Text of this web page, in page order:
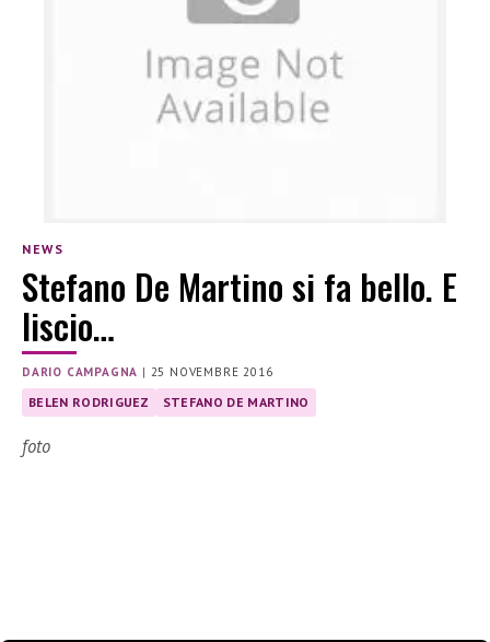
NEWS
Stefano De Martino si fa bello. E
liscio…
DARIO CAMPAGNA | 25 NOVEMBRE 2016
BELEN RODRIGUEZ STEFANO DE MARTINO
foto